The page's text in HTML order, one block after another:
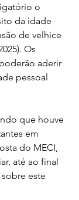
o
da idade
de velhice
Os
aderir
pessoal
que houve
em
do MECI,
até ao final
este